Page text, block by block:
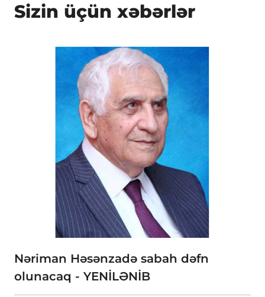
Sizin üçün xəbərlər
Nəriman Həsənzadə sabah dəfn
olunacaq - YENİLƏNİB